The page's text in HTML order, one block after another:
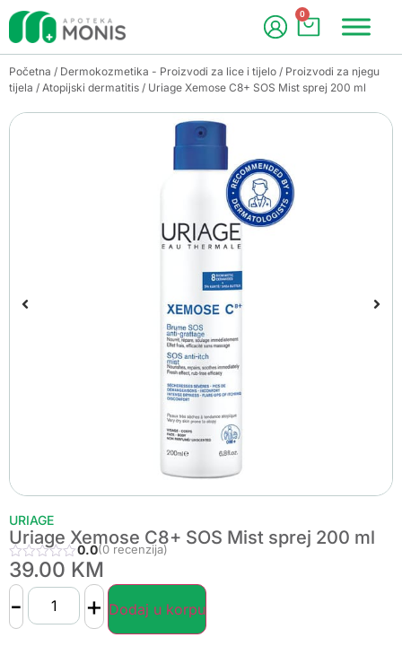
0
Početna / Dermokozmetika - Proizvodi za lice i tijelo / Proizvodi za njegu
tijela / Atopijski dermatitis / Uriage Xemose C8+ SOS Mist sprej 200 ml
URIAGE
Uriage Xemose C8+ SOS Mist sprej 200 ml
0.0(0 recenzija)
39.00 KM
- + Dodaj u korpu